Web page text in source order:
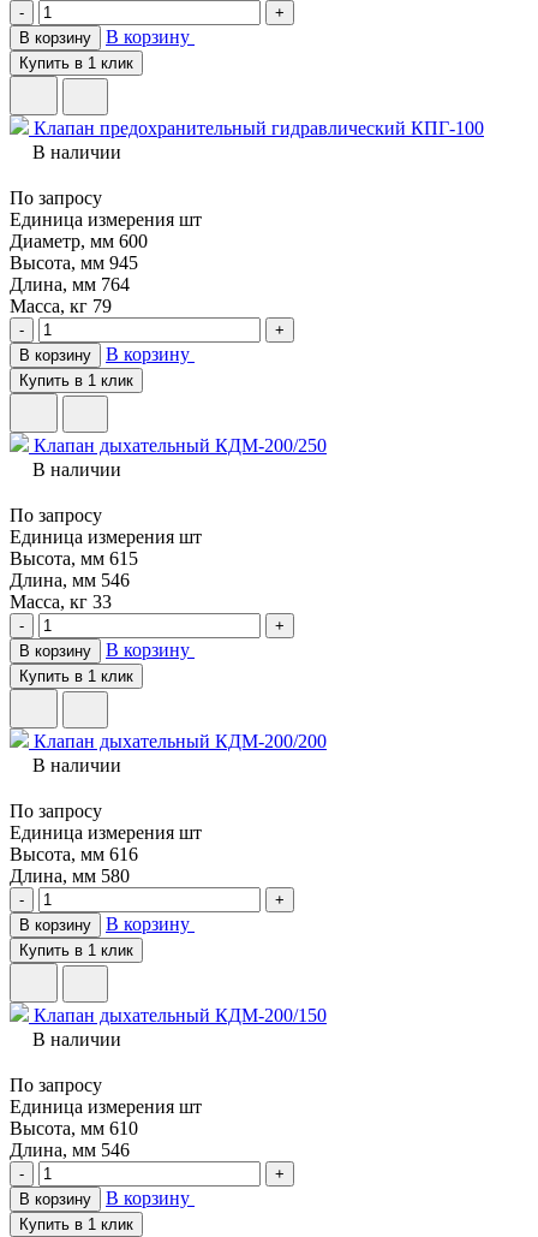
-
+
В корзину
В корзину
Купить в 1 клик
Клапан предохранительный гидравлический КПГ-100
В наличии
По запросу
Единица измерения шт
Диаметр, мм 600
Высота, мм 945
Длина, мм 764
Масса, кг 79
-
+
В корзину
В корзину
Купить в 1 клик
Клапан дыхательный КДМ-200/250
В наличии
По запросу
Единица измерения шт
Высота, мм 615
Длина, мм 546
Масса, кг 33
-
+
В корзину
В корзину
Купить в 1 клик
Клапан дыхательный КДМ-200/200
В наличии
По запросу
Единица измерения шт
Высота, мм 616
Длина, мм 580
-
+
В корзину
В корзину
Купить в 1 клик
Клапан дыхательный КДМ-200/150
В наличии
По запросу
Единица измерения шт
Высота, мм 610
Длина, мм 546
-
+
В корзину
В корзину
Купить в 1 клик